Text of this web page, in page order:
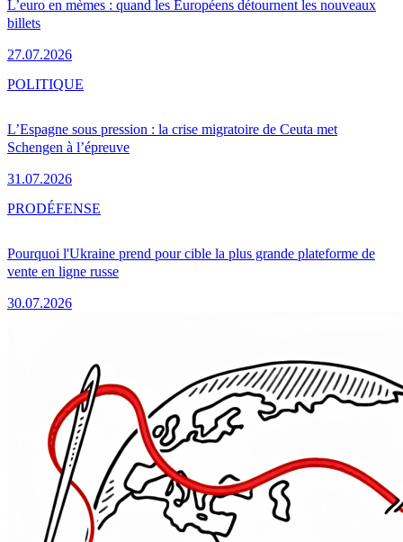
L’euro en mèmes : quand les Européens détournent les nouveaux
billets
27.07.2026
L’Espagne sous pression : la crise migratoire de Ceuta met
Schengen à l’épreuve
31.07.2026
POLITIQUE
Pourquoi l'Ukraine prend pour cible la plus grande plateforme de
vente en ligne russe
30.07.2026
PRODÉFENSE